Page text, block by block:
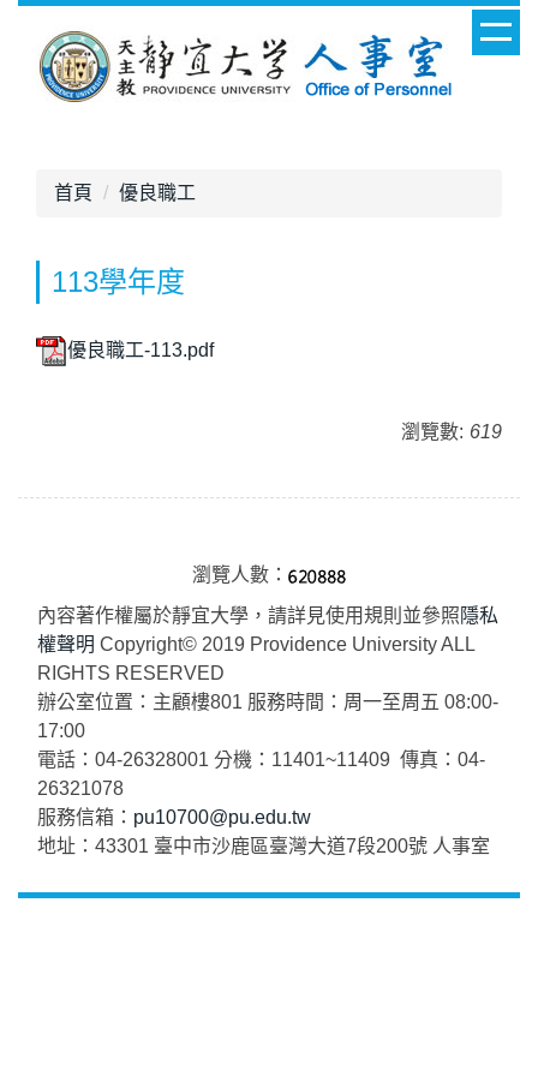
首頁 優良職工
113學年度
優良職工-113.pdf
瀏覽數: 619
瀏覽人數：
內容著作權屬於靜宜大學，請詳見使用規則並參照 隱私
權聲明 Copyright© 2019 Providence University ALL
RIGHTS RESERVED
辦公室位置：主顧樓801 服務時間：周一至周五 08:00-
17:00
電話：04-26328001 分機：11401~11409 傳真：04-
26321078
服務信箱： pu10700@pu.edu.tw
地址：43301 臺中市沙鹿區臺灣大道7段200號 人事室